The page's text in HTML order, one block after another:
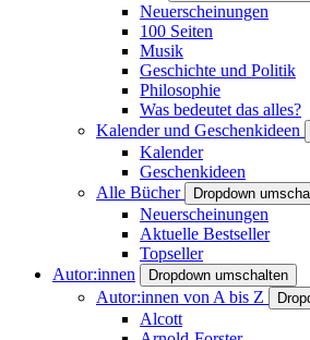
Neuerscheinungen
100 Seiten
Musik
Geschichte und Politik
Philosophie
Was bedeutet das alles?
Kalender und Geschenkideen
Kalender
Geschenkideen
Alle Bücher
Dropdown
Neuerscheinungen
Aktuelle Bestseller
Topseller
Autor:innen
Dropdown umschalten
Autor:innen von A bis Z
Alcott